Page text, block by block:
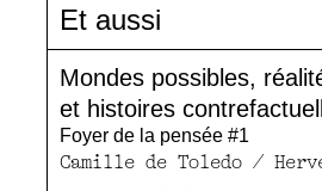
Et aussi
Mondes possibles,
et histoires
Foyer de la pensée #1
Camille de Toledo /